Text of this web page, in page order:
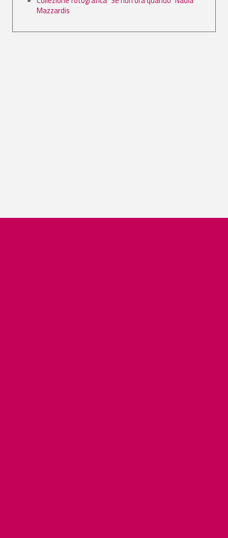
Mazzardis